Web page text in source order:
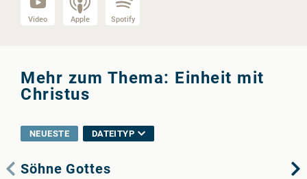
Video Apple Spotify
Mehr zum Thema: Einheit mit
Christus
NEUESTE DATEITYP
Söhne Gottes